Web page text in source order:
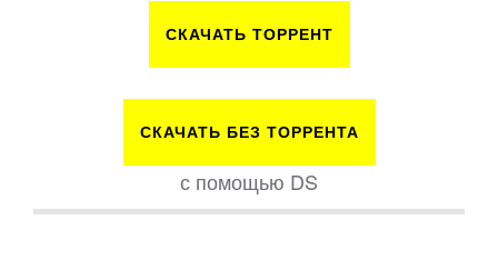
СКАЧАТЬ ТОРРЕНТ
СКАЧАТЬ БЕЗ ТОРРЕНТА
с помощью DS